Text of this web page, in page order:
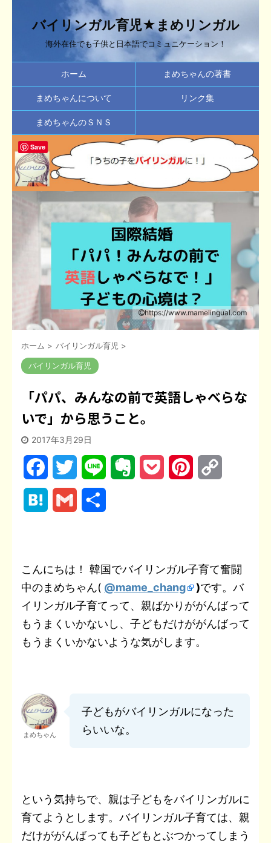
バイリンガル育児★まめリンガル
海外在住でも子供と日本語でコミュニケーション！
ホーム まめちゃんの著書
まめちゃんについて リンク集
まめちゃんのＳＮＳ
https://www.mamelingual.com
ホーム > バイリンガル育児 >
バイリンガル育児
「パパ、みんなの前で英語しゃべらな
いで」から思うこと。
2017年3月29日
a
b
o
o
k
w
t
e
r
n
o
e
t
e
r
e
s
L
i
n
e
n
a
こんにちは！ 韓国でバイリンガル子育て奮闘
中のまめちゃん( @mame_chang )です。バ
イリンガル子育てって、親ばかりががんばって
もうまくいかないし、子どもだけががんばって
もうまくいかないような気がします。
まめちゃん
子どもがバイリンガルになった
らいいな。
という気持ちで、親は子どもをバイリンガルに
育てようとします。バイリンガル子育ては、親
だけががんばっても子どもとぶつかってしまう
Save